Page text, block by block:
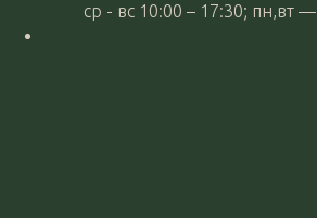
ср - вс 10:00 – 17:30; пн,вт —